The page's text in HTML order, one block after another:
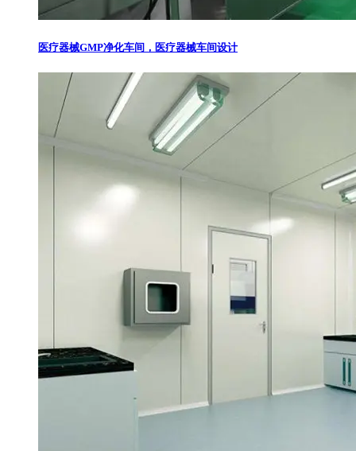
医疗器械GMP净化车间，医疗器械车间设计